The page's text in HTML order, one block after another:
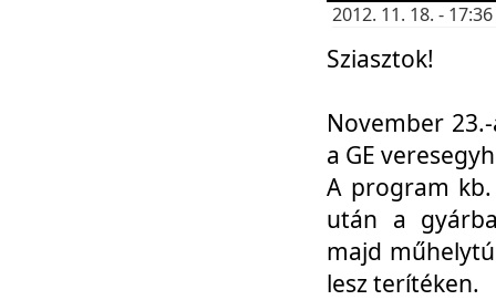
2012. 11. 18. -
Sziasztok!
November
a GE
A program
után a
majd
lesz terítéken.